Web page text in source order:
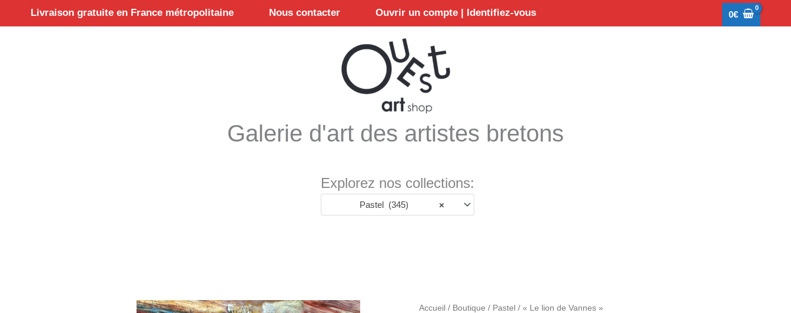
Livraison gratuite en France métropolitaine Nous contacter Ouvrir un compte | Identifiez-vous 0€
Galerie d'art des artistes bretons
Explorez nos collections:
×
Pastel (345)
Accueil / Boutique / Pastel / « Le lion de Vannes »
quantité